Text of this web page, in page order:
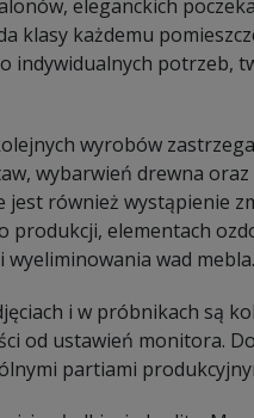
eleganckich
klasy każdemu
indywidualnych potrzeb,
wyrobów
wybarwień drewna
jest również wystąpienie
produkcji, elementach
wyeliminowania wad mebla.
i w próbnikach są
od ustawień monitora.
partiami